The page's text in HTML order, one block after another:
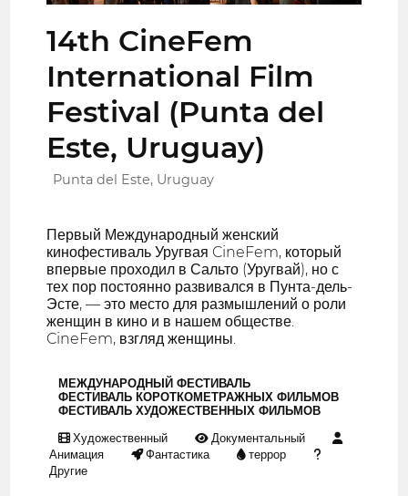
14th CineFem
International Film
Festival (Punta del
Este, Uruguay)
Punta del Este, Uruguay
Первый Международный женский
кинофестиваль Уругвая CineFem, который
впервые проходил в Сальто (Уругвай), но с
тех пор постоянно развивался в Пунта-дель-
Эсте, — это место для размышлений о роли
женщин в кино и в нашем обществе.
CineFem, взгляд женщины.
МЕЖДУНАРОДНЫЙ ФЕСТИВАЛЬ
ФЕСТИВАЛЬ КОРОТКОМЕТРАЖНЫХ ФИЛЬМОВ
ФЕСТИВАЛЬ ХУДОЖЕСТВЕННЫХ ФИЛЬМОВ
Художественный
Документальный
Анимация
Фантастика
террор
Другие